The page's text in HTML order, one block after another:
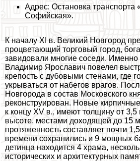
Адрес: Остановка
Софийская».
К началу XI в. Великий Новгород
процветающий торговый город,
завидовали многие соседи. Именно
Владимир Ярославич повелел
крепость с дубовыми стенами, где
укрываться от набегов врагов.
Новгорода в состав Московского
реконструирован. Новые
к концу XV в., имеют толщину от
высоте, местами доходящей до 15
протяженность составляет почти
времени сохранились и 9 мощных
детинца находится 4 храма,
исторических и архитектурных